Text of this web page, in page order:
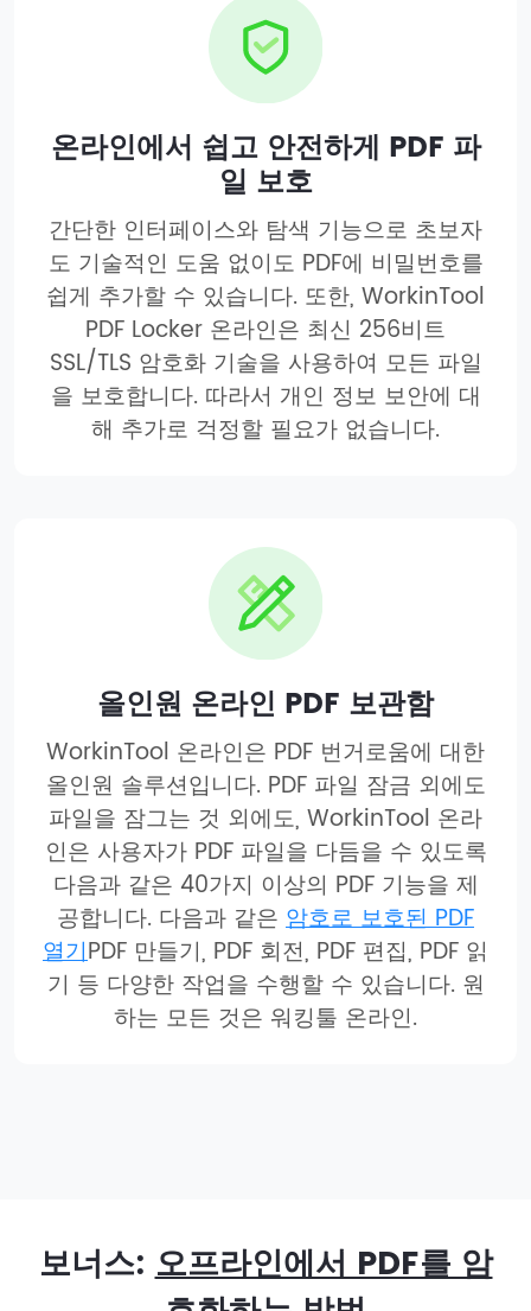
온라인에서 쉽고 안전하게 PDF 파
일 보호
간단한 인터페이스와 탐색 기능으로 초보자
도 기술적인 도움 없이도 PDF에 비밀번호를
쉽게 추가할 수 있습니다. 또한, WorkinTool
PDF Locker 온라인은 최신 256비트
SSL/TLS 암호화 기술을 사용하여 모든 파일
을 보호합니다. 따라서 개인 정보 보안에 대
해 추가로 걱정할 필요가 없습니다.
올인원 온라인 PDF 보관함
WorkinTool 온라인은 PDF 번거로움에 대한
올인원 솔루션입니다. PDF 파일 잠금 외에도
파일을 잠그는 것 외에도, WorkinTool 온라
인은 사용자가 PDF 파일을 다듬을 수 있도록
다음과 같은 40가지 이상의 PDF 기능을 제
공합니다. 다음과 같은 암호로 보호된 PDF
열기PDF 만들기, PDF 회전, PDF 편집, PDF 읽
기 등 다양한 작업을 수행할 수 있습니다. 원
하는 모든 것은 워킹툴 온라인.
보너스:오프라인에서 PDF를 암